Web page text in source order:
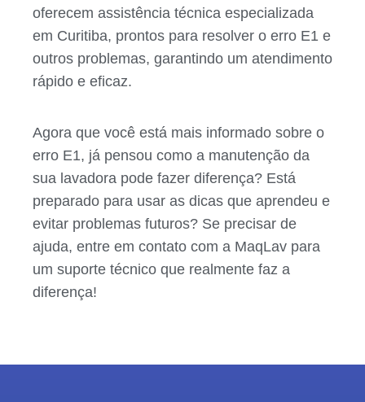
oferecem assistência técnica especializada
em Curitiba, prontos para resolver o erro E1 e
outros problemas, garantindo um atendimento
rápido e eficaz.
Agora que você está mais informado sobre o
erro E1, já pensou como a manutenção da
sua lavadora pode fazer diferença? Está
preparado para usar as dicas que aprendeu e
evitar problemas futuros? Se precisar de
ajuda, entre em contato com a MaqLav para
um suporte técnico que realmente faz a
diferença!